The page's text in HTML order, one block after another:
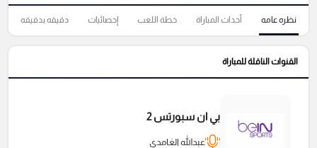
نظره عامه أحداث المباراة خطة اللعب إحصائيات دقيقه بدقيقه
القنوات الناقلة للمباراة
بي ان سبورتس 2
عبدالله الغامدي